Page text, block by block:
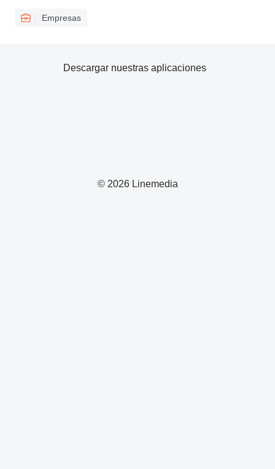
Empresas
© 2026 Linemedia
Descargar nuestras aplicaciones